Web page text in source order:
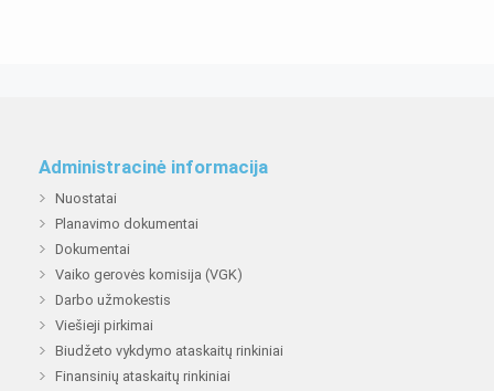
Administracinė informacija
Nuostatai
Planavimo dokumentai
Dokumentai
Vaiko gerovės komisija (VGK)
Darbo užmokestis
Viešieji pirkimai
Biudžeto vykdymo ataskaitų rinkiniai
Finansinių ataskaitų rinkiniai